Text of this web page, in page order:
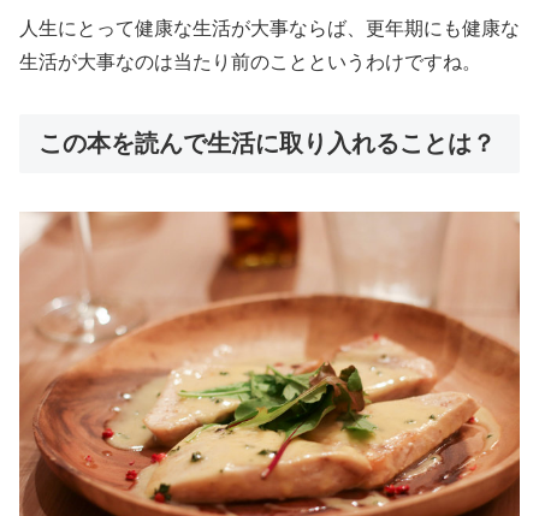
人生にとって健康な生活が大事ならば、更年期にも健康な
生活が大事なのは当たり前のことというわけですね。
この本を読んで生活に取り入れることは？